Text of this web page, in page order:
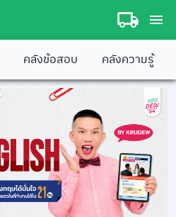
คลังข้อสอบ คลังความรู้